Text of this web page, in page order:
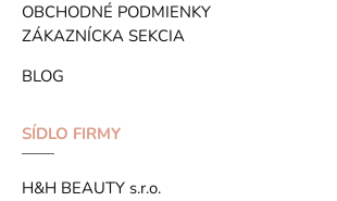
OBCHODNÉ PODMIENKY
ZÁKAZNÍCKA SEKCIA
BLOG
SÍDLO FIRMY
H&H BEAUTY s.r.o.